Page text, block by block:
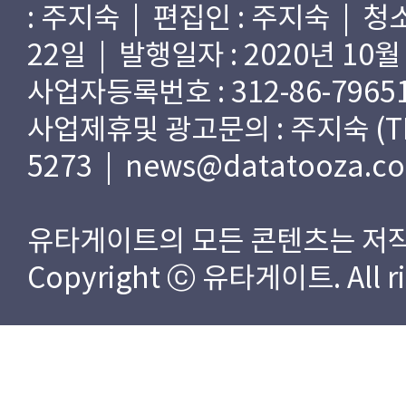
: 주지숙 | 편집인 : 주지숙 | 청
22일 | 발행일자 : 2020년 10
사업자등록번호 : 312-86-
사업제휴및 광고문의 : 주지숙
5273 |
유타게이트의 모든 콘텐츠는 저
Copyright ⓒ 유타게이트. All